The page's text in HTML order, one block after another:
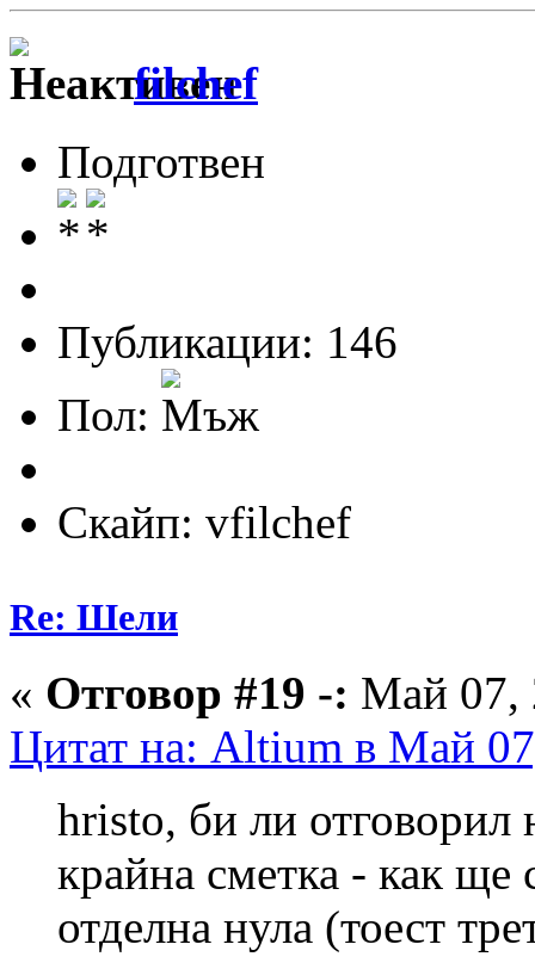
filchef
Подготвен
Публикации: 146
Пол:
Скайп: vfilchef
Re: Шели
« Отговор #19 -: Май 07,
Цитат на: Altium в Май
hristo, би ли отговорил
крайна сметка - как ще
отделна нула (тоест